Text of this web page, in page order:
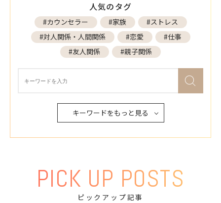
人気のタグ
#カウンセラー #家族
#ストレス
#対人関係・人間関係
#恋愛
#仕事
#友人関係
#親子関係
キーワードをもっと見る
PICK UP POSTS
ピックアップ記事